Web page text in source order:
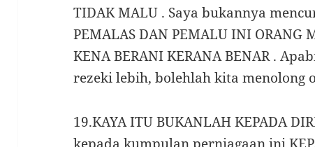
TIDAK MALU . Saya bukannya
PEMALAS DAN PEMALU INI ORANG
KENA BERANI KERANA BENAR .
rezeki lebih, bolehlah kita menolong
19.KAYA ITU BUKANLAH KEPADA
kepada kumpulan perniagaan